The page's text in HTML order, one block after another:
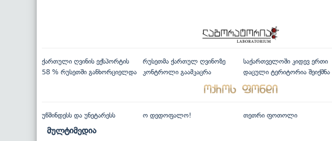
ქართული ღვინის ექსპორტის
58 % რუსეთში განხორციელდა
რუსეთმა ქართულ ღვინოზე
კონტროლი გაამკაცრა
საქართველოში კიდევ ერთი
დაცული ტერიტორია შეიქმნა
უწმინდესს და უნეტარესს ო დედოფალო! თეთრი ფოთოლი
მულტიმედია